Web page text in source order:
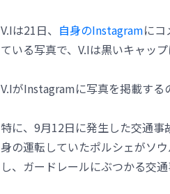
V.Iは21日、 自身のInstagramに
ている写真で、V.Iは黒いキャッ
V.IがInstagramに写真を掲載する
特に、9月12日に発生した交通
身の運転していたポルシェがソ
し、ガードレールにぶつかる交通